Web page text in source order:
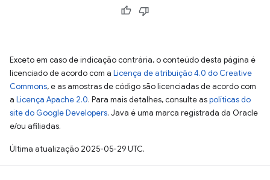
Exceto em caso de indicação contrária, o conteúdo desta página é
licenciado de acordo com a Licença de atribuição 4.0 do Creative
Commons, e as amostras de código são licenciadas de acordo com
a Licença Apache 2.0. Para mais detalhes, consulte aspolíticas do
site do Google Developers. Java é uma marca registrada da Oracle
e/ou afiliadas.
Última atualização 2025-05-29 UTC.